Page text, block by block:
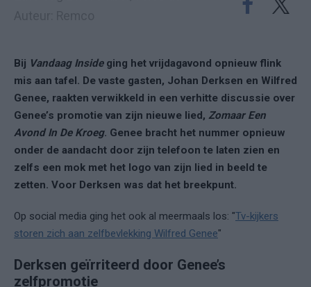
Bij Vandaag Insideging het vrijdagavond opnieuw flink
mis aan tafel. De vaste gasten, Johan Derksen en Wilfred
Genee, raakten verwikkeld in een verhitte discussie over
Genee’s promotie van zijn nieuwe lied, Zomaar Een
Avond In De Kroeg. Genee bracht het nummer opnieuw
onder de aandacht door zijn telefoon te laten zien en
zelfs een mok met het logo van zijn lied in beeld te
zetten. Voor Derksen was dat het breekpunt.
Op social media ging het ook al meermaals los: "Tv-kijkers
storen zich aan zelfbevlekking Wilfred Genee"
Derksen geïrriteerd door Genee’s
zelfpromotie